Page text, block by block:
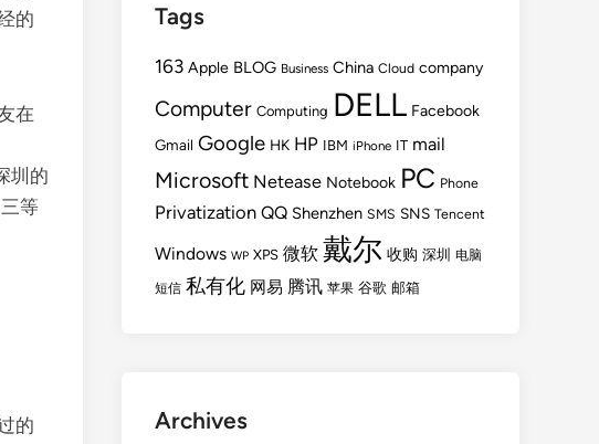
的
在
圳的
等
的
Tags
163 Apple BLOG Business China Cloud company
Computer Computing DELL Facebook
Gmail Google HK HP IBM iPhone IT mail
Microsoft Netease Notebook PC Phone
Privatization QQ Shenzhen SMS SNS Tencent
Windows WP XPS 微软 戴尔 收购 深圳 电脑
短信 私有化 网易 腾讯 苹果 谷歌 邮箱
Archives